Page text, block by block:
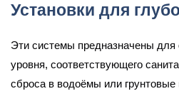
Установки для
Эти системы предназначены для
уровня, соответствующего
сброса в водоёмы или